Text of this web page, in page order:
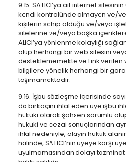
9.15. SATICI’ya ait internet sitesinin
kendi kontrolünde olmayan ve/
kişilerin sahip olduğu ve/veya
sitelerine ve/veya başka
ALICI’ya yönlenme kolaylığı
olup herhangi bir web sitesini
desteklememekte ve Link verilen
bilgilere yönelik herhangi bir
taşımamaktadır.
9.16. İşbu sözleşme içerisinde
da birkaçını ihlal eden üye işbu
hukuki olarak şahsen sorumlu
hukuki ve cezai sonuçlarından
ihlal nedeniyle, olayın hukuk
halinde, SATICI’nın üyeye karşı
uyulmamasından dolayı